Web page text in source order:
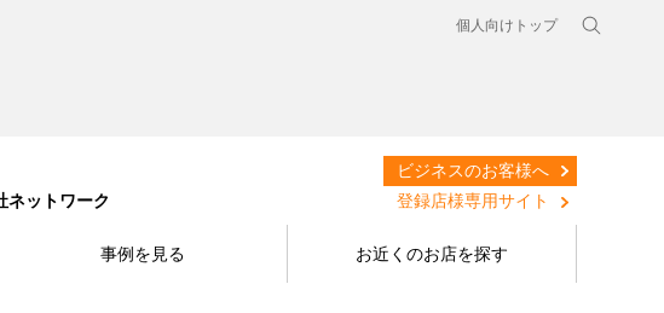
個人向けトップ
ネットワーク
ビジネスのお客様へ
登録店様専用サイト
事例を見る お近くのお店を探す